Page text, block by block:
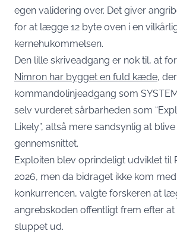
egen validering over. Det giver
for at lægge 12 byte oven i en
kernehukommelsen.
Den lille skriveadgang er nok til, at
Nimron har bygget en fuld kæde,
kommandolinjeadgang som
selv vurderet sårbarheden som
Likely”, altså mere sandsynlig at
gennemsnittet.
Exploiten blev oprindeligt udviklet til
2026, men da bidraget ikke kom
konkurrencen, valgte forskeren at
angrebskoden offentligt frem efter
sluppet ud.